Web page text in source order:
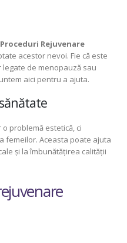
Proceduri Rejuvenare
acestor nevoi. Fie că este
de menopauză sau
aici pentru a ajuta.
problemă estetică, ci
femeilor. Aceasta poate ajuta
și la îmbunătățirea calității